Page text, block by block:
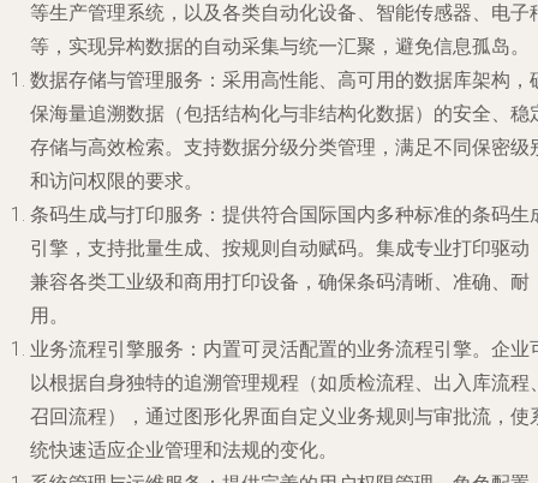
等生产管理系统，以及各类自动化设备、智能传感器、电子
等，实现异构数据的自动采集与统一汇聚，避免信息孤岛。
数据存储与管理服务 ：采用高性能、高可用的数据库架构，
保海量追溯数据（包括结构化与非结构化数据）的安全、稳
存储与高效检索。支持数据分级分类管理，满足不同保密级
和访问权限的要求。
条码生成与打印服务 ：提供符合国际国内多种标准的条码生
引擎，支持批量生成、按规则自动赋码。集成专业打印驱动
兼容各类工业级和商用打印设备，确保条码清晰、准确、耐
用。
业务流程引擎服务 ：内置可灵活配置的业务流程引擎。企业
以根据自身独特的追溯管理规程（如质检流程、出入库流程
召回流程），通过图形化界面自定义业务规则与审批流，使
统快速适应企业管理和法规的变化。